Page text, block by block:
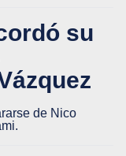
su
de Nico